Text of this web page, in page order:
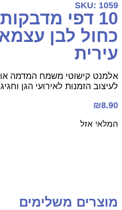
SKU:
10 דפי
לבן
קישוטי משמח המדמה
הזמנות לאירועי הגן
₪
אזל
משלימים